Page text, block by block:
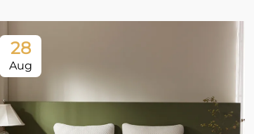
28
Aug